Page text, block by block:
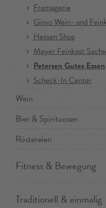
Fromagerie
Giovo Wein- und
Hessen Shop
Meyer Feinkost
Petersen Gutes Essen
Scheck-In Center
Wein
Bier & Spirituosen
Röstereien
Fitness & Bewegung
Traditionell & einmalig